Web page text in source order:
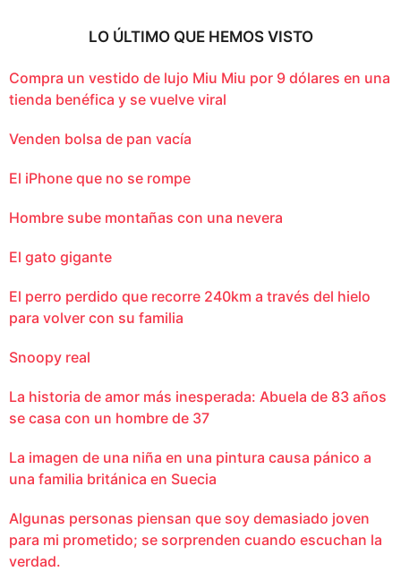
LO ÚLTIMO QUE HEMOS VISTO
Compra un vestido de lujo Miu Miu por 9 dólares en una
tienda benéfica y se vuelve viral
Venden bolsa de pan vacía
El iPhone que no se rompe
Hombre sube montañas con una nevera
El gato gigante
El perro perdido que recorre 240km a través del hielo
para volver con su familia
Snoopy real
La historia de amor más inesperada: Abuela de 83 años
se casa con un hombre de 37
La imagen de una niña en una pintura causa pánico a
una familia británica en Suecia
Algunas personas piensan que soy demasiado joven
para mi prometido; se sorprenden cuando escuchan la
verdad.